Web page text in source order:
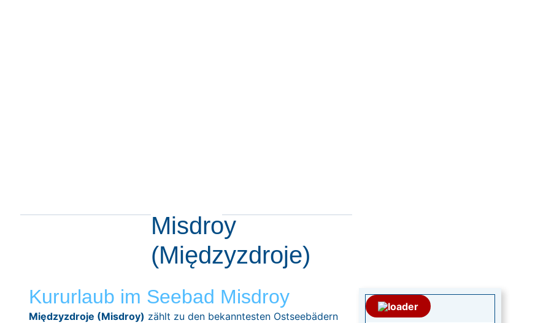
Misdroy
(Międzyzdroje)
Kururlaub im Seebad Misdroy
Międzyzdroje (Misdroy) zählt zu den bekanntesten Ostseebädern